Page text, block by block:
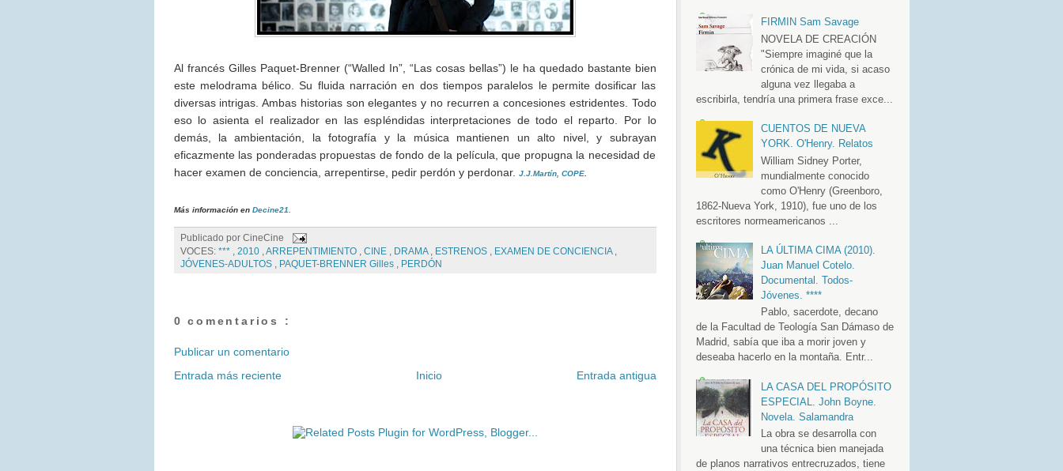
Al francés Gilles Paquet-Brenner (“Walled In”, “Las cosas bellas”) le ha quedado bastante bien
este melodrama bélico. Su fluida narración en dos tiempos paralelos le permite dosificar las
diversas intrigas. Ambas historias son elegantes y no recurren a concesiones estridentes. Todo
eso lo asienta el realizador en las espléndidas interpretaciones de todo el reparto. Por lo
demás, la ambientación, la fotografía y la música mantienen un alto nivel, y subrayan
eficazmente las ponderadas propuestas de fondo de la película, que propugna la necesidad de
hacer examen de conciencia, arrepentirse, pedir perdón y perdonar.
J.J.Martín, COPE.
Más información en Decine21.
Publicado por CineCine
VOCES: *** , 2010 ,ARREPENTIMIENTO , CINE , DRAMA , ESTRENOS , EXAMEN DE CONCIENCIA ,
JÓVENES-ADULTOS , PAQUET-BRENNER Gilles , PERDÓN
0 comentarios :
Publicar un comentario
Entrada más reciente
Entrada antigua
Inicio
FIRMIN Sam Savage
NOVELA DE CREACIÓN
"Siempre imaginé que la
crónica de mi vida, si acaso
alguna vez llegaba a
escribirla, tendría una primera frase exce...
CUENTOS DE NUEVA
YORK. O'Henry. Relatos
William Sidney Porter,
mundialmente conocido
como O'Henry (Greenboro,
1862-Nueva York, 1910), fue uno de los
escritores normeamericanos ...
LA ÚLTIMA CIMA (2010).
Juan Manuel Cotelo.
Documental. Todos-
Jóvenes. ****
Pablo, sacerdote, decano
de la Facultad de Teología San Dámaso de
Madrid, sabía que iba a morir joven y
deseaba hacerlo en la montaña. Entr...
LA CASA DEL PROPÓSITO
ESPECIAL. John Boyne.
Novela. Salamandra
La obra se desarrolla con
una técnica bien manejada
de planos narrativos entrecruzados, tiene